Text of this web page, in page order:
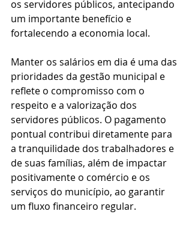
os servidores públicos, antecipando
um importante benefício e
fortalecendo a economia local.
Manter os salários em dia é uma das
prioridades da gestão municipal e
reflete o compromisso com o
respeito e a valorização dos
servidores públicos. O pagamento
pontual contribui diretamente para
a tranquilidade dos trabalhadores e
de suas famílias, além de impactar
positivamente o comércio e os
serviços do município, ao garantir
um fluxo financeiro regular.